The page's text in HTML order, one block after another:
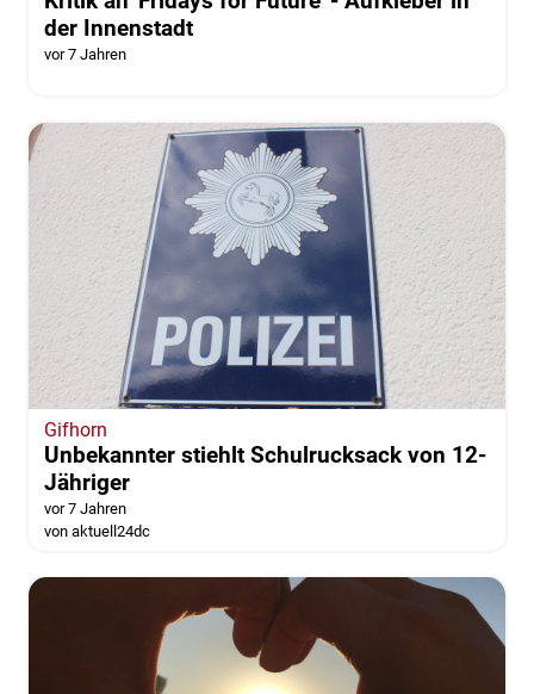
der Innenstadt
vor 7 Jahren
Gifhorn
Unbekannter stiehlt Schulrucksack von 12-
Jähriger
vor 7 Jahren
von aktuell24dc